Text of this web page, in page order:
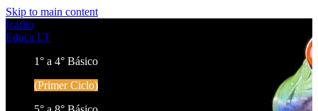
Skip to main content
Icarito
Educa LT
1° a 4° Básico
(Primer Ciclo)